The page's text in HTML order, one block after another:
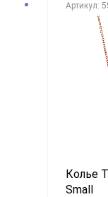
Aртикул:
Колье
Small